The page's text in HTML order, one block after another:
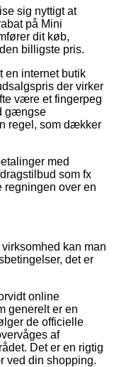
sig nyttigt at
på Mini
dit køb,
billigste pris.
en internet butik
der virker
være et fingerpeg
gængse
regel, som dækker
med
som fx
regningen over en
kan man
det er
online
generelt er en
de officielle
af
Det er en rigtig
ved din shopping.